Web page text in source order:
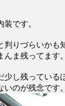
です。
判りづらいかも
ま残ってます。
少し残っている
のが残念です。